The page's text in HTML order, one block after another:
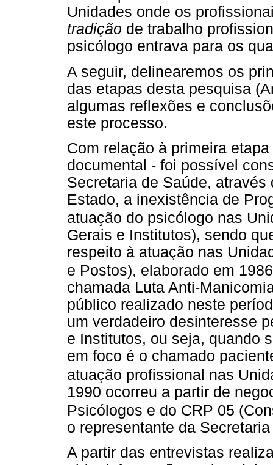
Unidades onde os
tradição de trabalho
psicólogo entrava para os
A seguir, delinearemos os
das etapas desta pesquisa
algumas reflexões e
este processo.
Com relação à primeira
documental - foi possível
Secretaria de Saúde,
Estado, a inexistência de
atuação do psicólogo nas
Gerais e Institutos), sendo
respeito à atuação nas
e Postos), elaborado em 1986
chamada Luta Anti-
público realizado neste
um verdadeiro desinteresse
e Institutos, ou seja, quando
em foco é o chamado
atuação profissional nas
1990 ocorreu a partir de
Psicólogos e do CRP 05
o representante da
A partir das entrevistas